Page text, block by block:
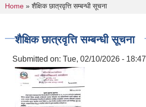
You are here
Home » शैक्षिक छात्रवृत्ति सम्बन्धी सूचना
शैक्षिक छात्रवृत्ति सम्बन्धी सूचना
Submitted on: Tue, 02/10/2026 - 18:47